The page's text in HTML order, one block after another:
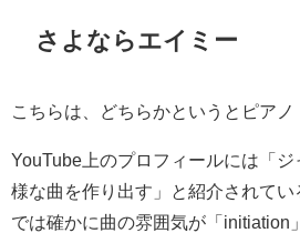
さよならエイミー
こちらは、どちらかというとピアノ
YouTube上のプロフィールには「
様な曲を作り出す」と紹介されて
では確かに曲の雰囲気が「initiation